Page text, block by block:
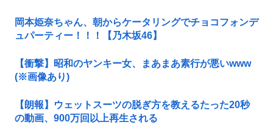
岡本姫奈ちゃん、朝からケータリングでチョコフォンデ
ュパーティー！！！【乃木坂46】
【衝撃】昭和のヤンキー女、まあまあ素行が悪いwww
(※画像あり)
【朗報】ウェットスーツの脱ぎ方を教えるたった20秒
の動画、900万回以上再生される